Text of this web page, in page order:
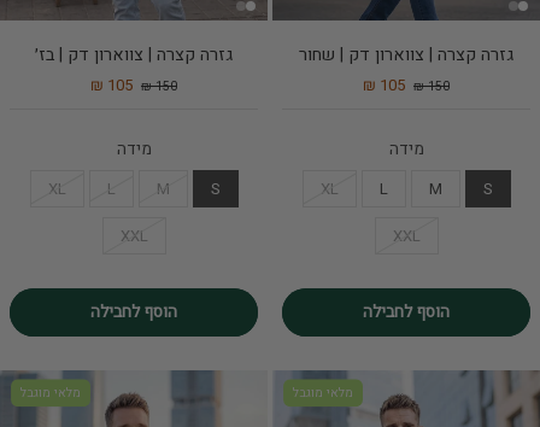
גזרה קצרה | צווארון דק | שחור
150 ₪
105 ₪
מידה
S
M
L
XL
XXL
הוסף לחבילה
גזרה קצרה | צווארון דק | בז׳
150 ₪
105 ₪
מידה
S
M
L
XL
XXL
הוסף לחבילה
מלאי מוגבל מלאי מוגבל